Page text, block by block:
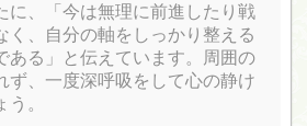
に、「今は無理に前進したり戦
く、自分の軸をしっかり整える
ある」と伝えています。周囲の
ず、一度深呼吸をして心の静け
。